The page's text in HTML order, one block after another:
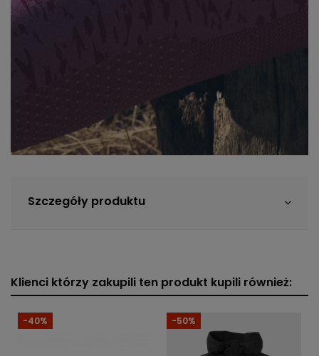
Szczegóły produktu
Klienci którzy zakupili ten produkt kupili również:
-40% -50%